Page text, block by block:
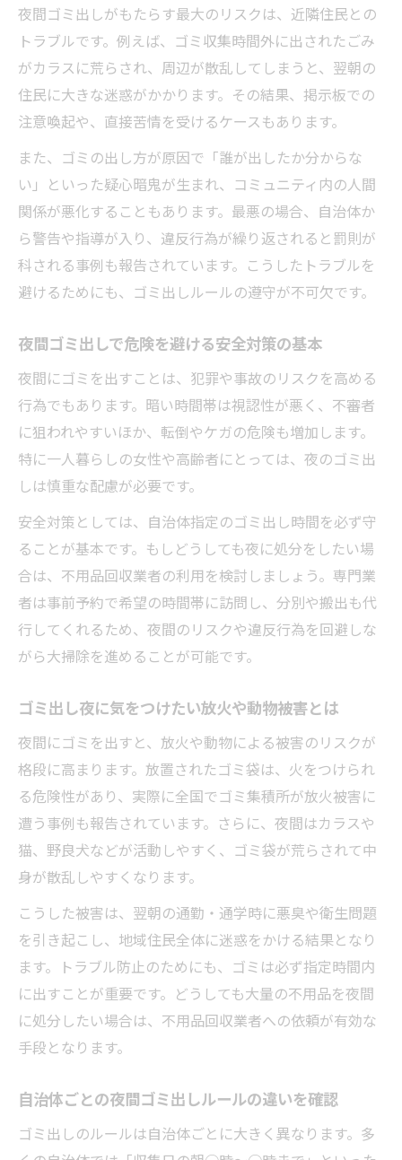
術
ゴミ出し前日の夜にやるべき準備と確認事
項
夜ゴミ出し怖いと感じる方への安心アドバ
イス
ゴミ出し時間が合わないときの最適な選択肢
夜間ゴミ出しが難しい場合の対応策一覧
ゴミ出し時間が合わない時の不用品回収活
用法
夜間ゴミ出しせずに済む代替手段の比較
ント
使い方
違反リスクを減らす夜間ゴミ出しの実態
夜間ゴミ出し違反が生じる主な原因とは何
か
ゴミ出し夜の注意ポイントと違反防止策
夜間ゴミ出しで捕まるリスクを回避する方
法
ゴミ出し夜にやりがちなマナー違反の実例
大掃除で夜間ゴミ出しを避ける現実的なコ
ツ
夜間ゴミ出しをしないためのスケジュール
管理
ゴミ出し夜の悩みを解決する不用品回収の
流れ
前日夜のゴミ出し問題を防ぐ実践アイデア
集
夜ゴミ出し禁止でも安心な片付け方法とは
ゴミ出し夜の不安を解消するサポートサー
ビス
夜間ゴミ出しがもたらす最大のリスクは、近隣住民との
トラブルです。例えば、ゴミ収集時間外に出されたごみ
がカラスに荒らされ、周辺が散乱してしまうと、翌朝の
住民に大きな迷惑がかかります。その結果、掲示板での
注意喚起や、直接苦情を受けるケースもあります。
また、ゴミの出し方が原因で「誰が出したか分からな
い」といった疑心暗鬼が生まれ、コミュニティ内の人間
関係が悪化することもあります。最悪の場合、自治体か
ら警告や指導が入り、違反行為が繰り返されると罰則が
科される事例も報告されています。こうしたトラブルを
避けるためにも、ゴミ出しルールの遵守が不可欠です。
夜間ゴミ出しで危険を避ける安全対策の基本
夜間にゴミを出すことは、犯罪や事故のリスクを高める
行為でもあります。暗い時間帯は視認性が悪く、不審者
に狙われやすいほか、転倒やケガの危険も増加します。
特に一人暮らしの女性や高齢者にとっては、夜のゴミ出
しは慎重な配慮が必要です。
安全対策としては、自治体指定のゴミ出し時間を必ず守
ることが基本です。もしどうしても夜に処分をしたい場
合は、不用品回収業者の利用を検討しましょう。専門業
者は事前予約で希望の時間帯に訪問し、分別や搬出も代
行してくれるため、夜間のリスクや違反行為を回避しな
がら大掃除を進めることが可能です。
ゴミ出し夜に気をつけたい放火や動物被害とは
夜間にゴミを出すと、放火や動物による被害のリスクが
格段に高まります。放置されたゴミ袋は、火をつけられ
る危険性があり、実際に全国でゴミ集積所が放火被害に
遭う事例も報告されています。さらに、夜間はカラスや
猫、野良犬などが活動しやすく、ゴミ袋が荒らされて中
身が散乱しやすくなります。
こうした被害は、翌朝の通勤・通学時に悪臭や衛生問題
を引き起こし、地域住民全体に迷惑をかける結果となり
ます。トラブル防止のためにも、ゴミは必ず指定時間内
に出すことが重要です。どうしても大量の不用品を夜間
に処分したい場合は、不用品回収業者への依頼が有効な
手段となります。
自治体ごとの夜間ゴミ出しルールの違いを確認
ゴミ出しのルールは自治体ごとに大きく異なります。多